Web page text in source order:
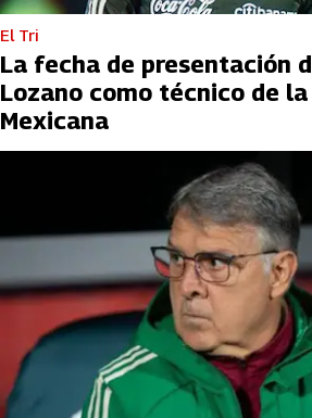
El Tri
La fecha de presentación
Lozano como técnico de
Mexicana